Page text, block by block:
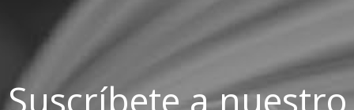
Suscríbete a nuestro